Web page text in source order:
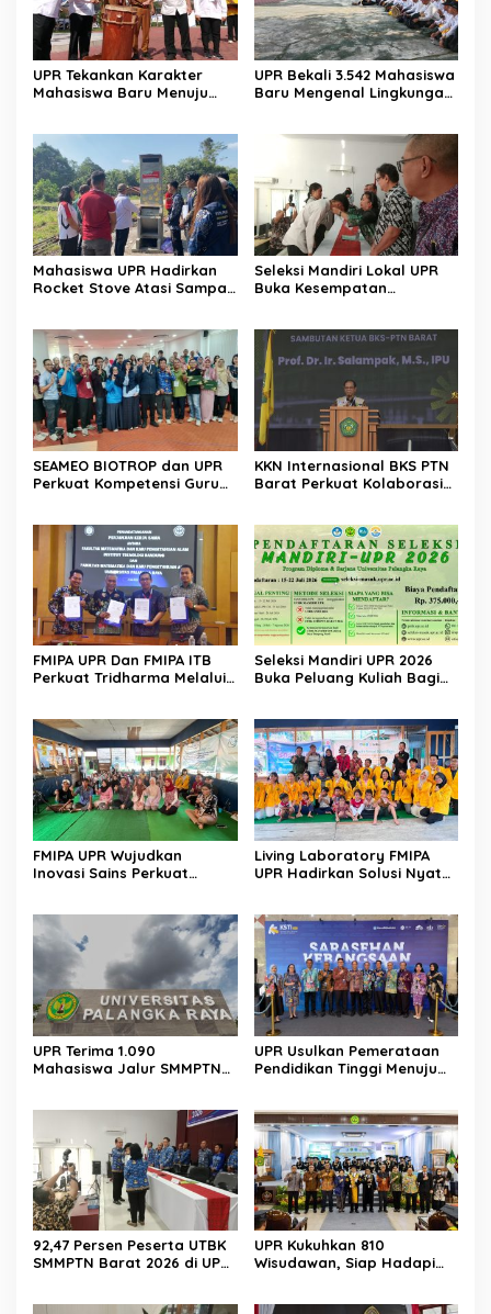
UPR Tekankan Karakter
Mahasiswa Baru Menuju
UPR Bekali 3.542 Mahasiswa
Baru Mengenal Lingkungan
Mahasiswa UPR Hadirkan
Rocket Stove Atasi Sampah
Seleksi Mandiri Lokal UPR
Buka Kesempatan
SEAMEO BIOTROP dan UPR
Perkuat Kompetensi Guru
KKN Internasional BKS PTN
Barat Perkuat Kolaborasi
FMIPA UPR Dan FMIPA ITB
Perkuat Tridharma Melalui
Seleksi Mandiri UPR 2026
Buka Peluang Kuliah Bagi
FMIPA UPR Wujudkan
Inovasi Sains Perkuat
Living Laboratory FMIPA
UPR Hadirkan Solusi Nyata
UPR Terima 1.090
Mahasiswa Jalur SMMPTN
UPR Usulkan Pemerataan
Pendidikan Tinggi Menuju
92,47 Persen Peserta UTBK
SMMPTN Barat 2026 di UPR
UPR Kukuhkan 810
Wisudawan, Siap Hadapi